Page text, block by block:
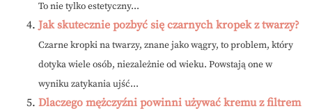
To nie tylko estetyczny...
Jak skutecznie pozbyć się czarnych kropek z twarzy?
Czarne kropki na twarzy, znane jako wągry, to problem, który
dotyka wiele osób, niezależnie od wieku. Powstają one w
wyniku zatykania ujść...
Dlaczego mężczyźni powinni używać kremu z filtrem